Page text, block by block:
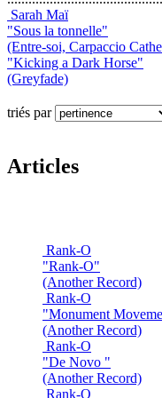
Sarah Maï
"Sous la tonnelle"
(Entre-soi, Carpaccio
"Kicking a Dark Horse"
(Greyfade)
triés par
Articles
Rank-O
"Rank-O"
(Another Record)
Rank-O
"Monument
(Another Record)
Rank-O
"De Novo "
(Another Record)
Rank-O